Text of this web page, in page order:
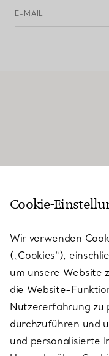
E-MAIL
KUNDENSERVICE
SERVICES
ÜBER TIFFANY & CO.
Cookie-
Wir verwenden
(„Cookies“),
um unsere Website
die Website-
Nutzererfahrung zu
durchzuführen und
und personalisierte